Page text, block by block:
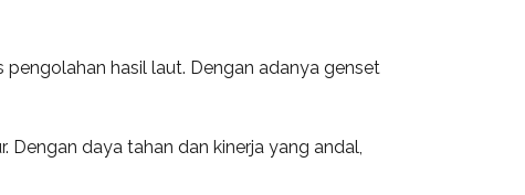
hasil laut. Dengan adanya genset
daya tahan dan kinerja yang andal,